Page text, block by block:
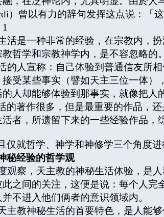
）曾以有力的辞句发挥这点说：「
1
是一种非常的经验，在宗教内，
哲学和宗教神学内，是不容忽略的。
人宣称：自己体验到普通信友所
受某些事实（譬如天主三位一体）
人却能够体验到那事实，就像把人
的著作很多，但是最重要的作品，
者，所遗留下来的一些经验作品，
仅就哲学、神学和神修学三个角度进
秘经验的哲学观
察，天主教的神秘生活体验，是
之间的关注，这便是说：每个人
不进入他们俩者的意识领域内。
教神秘生活的首要特色，是人能